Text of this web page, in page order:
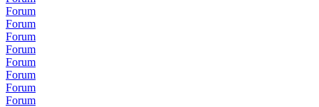
Forum
Forum
Forum
Forum
Forum
Forum
Forum
Forum